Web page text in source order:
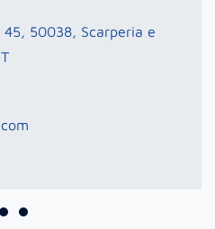
45, 50038, Scarperia e